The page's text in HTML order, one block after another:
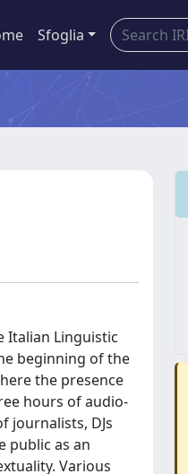
Sfoglia
Italian Linguistic
beginning of the
the presence
hours of audio-
journalists, DJs
public as an
Various